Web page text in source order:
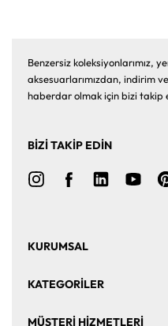
Benzersiz koleksiyonlarımız,
aksesuarlarımızdan, indirim
haberdar olmak için bizi takip
BİZİ TAKİP EDİN
KURUMSAL
KATEGORİLER
MÜŞTERİ HİZMETLERİ